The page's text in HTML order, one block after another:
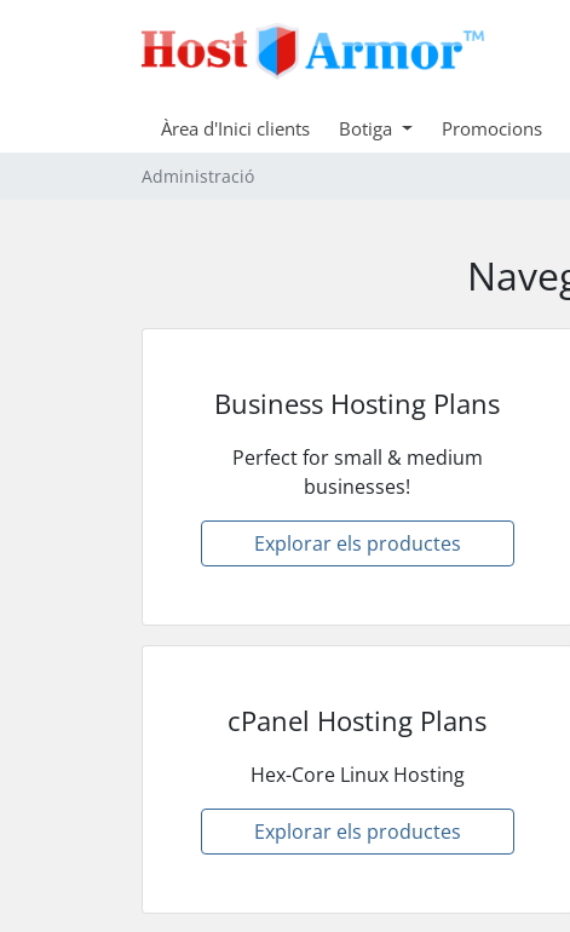
Àrea d'Inici clients Botiga Promocions
Administració
Business Hosting Plans
Perfect for small & medium
businesses!
Explorar els productes
cPanel Hosting Plans
Hex-Core Linux Hosting
Explorar els productes